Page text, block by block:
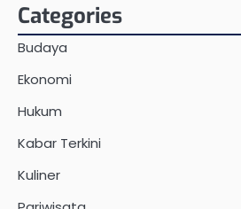
Categories
Budaya
Ekonomi
Hukum
Kabar Terkini
Kuliner